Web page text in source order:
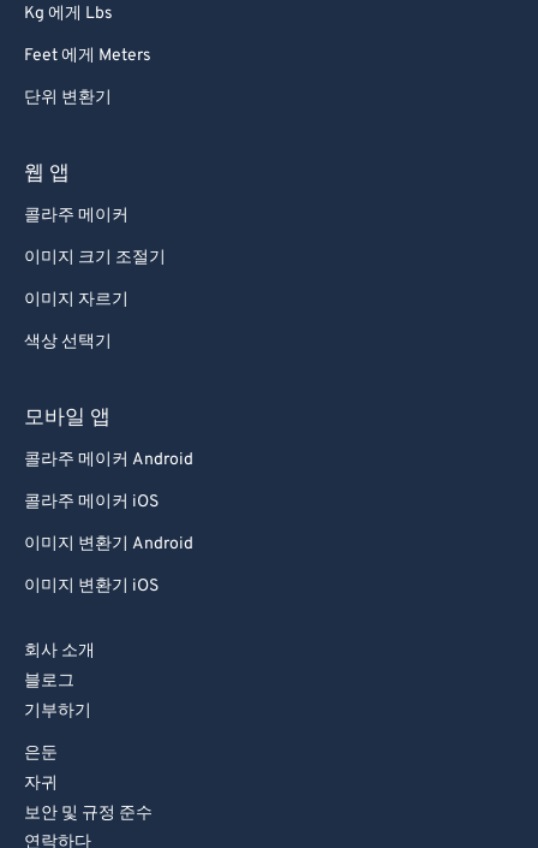
Kg 에게 Lbs
Feet 에게 Meters
단위 변환기
웹 앱
콜라주 메이커
이미지 크기 조절기
이미지 자르기
색상 선택기
모바일 앱
콜라주 메이커 Android
콜라주 메이커 iOS
이미지 변환기 Android
이미지 변환기 iOS
회사 소개
블로그
기부하기
은둔
자귀
보안 및 규정 준수
연락하다